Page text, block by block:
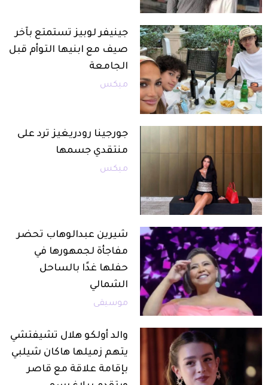
جينيفر لوبيز تستمتع بآخر
صيف مع ابنيها التوأم قبل
الجامعة
ميكس
جورجينا رودريغيز ترد على
منتقدي جسمها
ميكس
شيرين عبدالوهاب تحضر
مفاجأة لجمهورها في
حفلها غدًا بالساحل
الشمالي
موسيقى
والد أولكو هلال تشيفتشي
يتهم زميلها هاكان شيلبي
بإقامة علاقة مع قاصر